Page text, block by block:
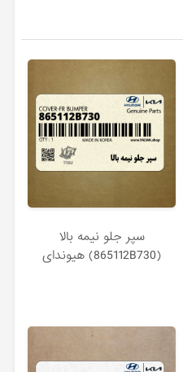
سپر جلو نيمه بالا
(865112B730) هیوندای